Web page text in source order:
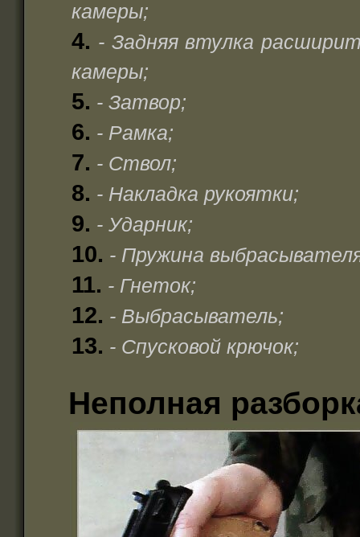
камеры;
4. - Задняя втулка
камеры;
5. - Затвор;
6. - Рамка;
7. - Ствол;
8. - Накладка рукоятки;
9. - Ударник;
10. - Пружина
11. - Гнеток;
12. - Выбрасыватель;
13. - Спусковой крючок;
Неполная